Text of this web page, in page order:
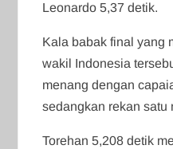
Leonardo 5,37 detik.
Kala babak final yang
wakil Indonesia
menang dengan
sedangkan rekan satu
Torehan 5,208 detik